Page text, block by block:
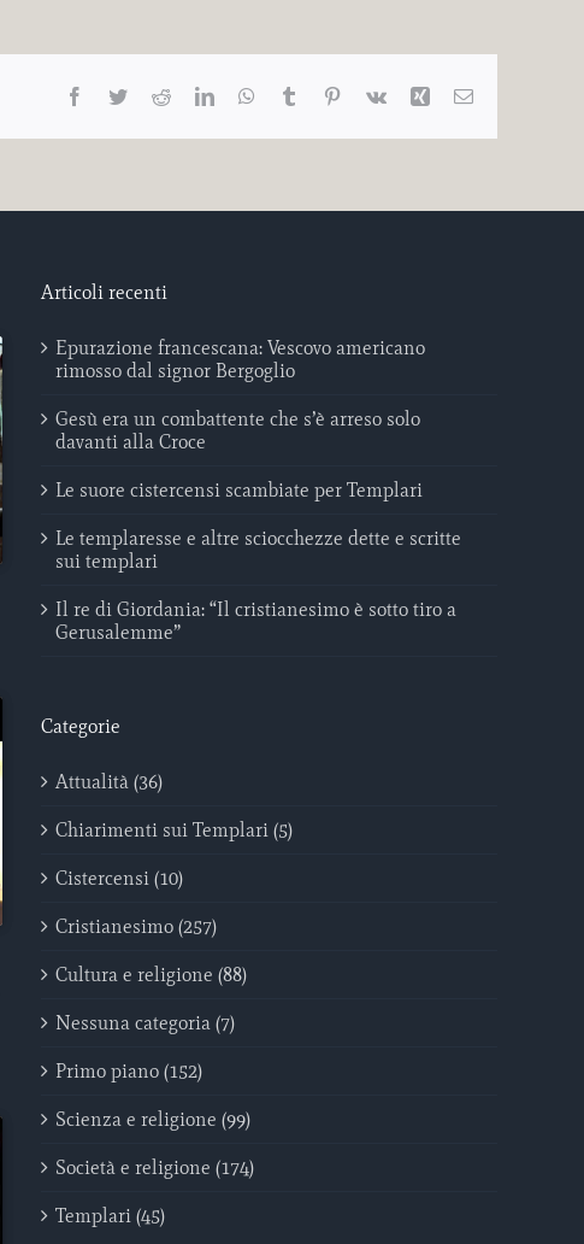
Facebook
TwitterRedditLinkedInWhatsApp
Tumblr Pinterest
Vk Xing Email
Articoli recenti
Epurazione francescana: Vescovo americano
rimosso dal signor Bergoglio
Gesù era un combattente che s’è arreso solo
davanti alla Croce
Le suore cistercensi scambiate per Templari
Le templaresse e altre sciocchezze dette e scritte
sui templari
Il re di Giordania: “Il cristianesimo è sotto tiro a
Gerusalemme”
Categorie
Attualità (36)
Chiarimenti sui Templari (5)
Cistercensi (10)
Cristianesimo (257)
Cultura e religione (88)
Nessuna categoria (7)
Primo piano (152)
Scienza e religione (99)
Società e religione (174)
Templari (45)